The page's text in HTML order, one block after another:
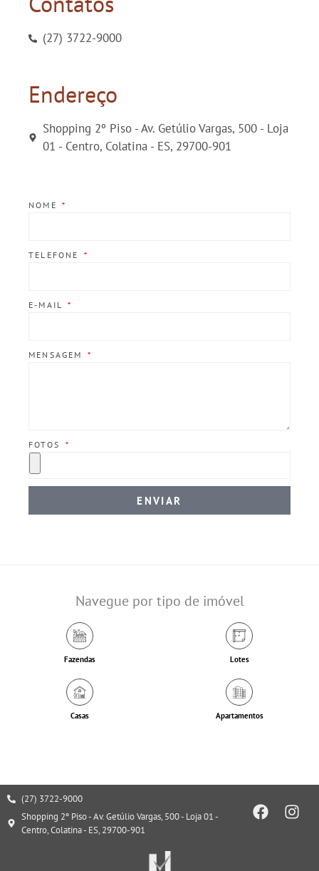
(27) 3722-9000
Endereço
Shopping 2º Piso - Av. Getúlio Vargas, 500 - Loja
01 - Centro, Colatina - ES, 29700-901
NOME
TELEFONE
E-MAIL
MENSAGEM
FOTOS
ENVIAR
Navegue por tipo de imóvel
Fazendas Lotes
Casas Apartamentos
(27) 3722-9000
Shopping 2º Piso - Av. Getúlio Vargas, 500 - Loja 01 -
Centro, Colatina - ES, 29700-901